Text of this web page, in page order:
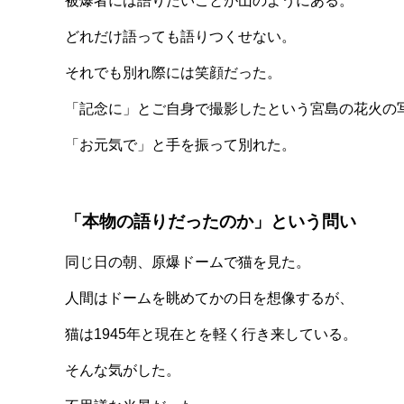
どれだけ語っても語りつくせない。
それでも別れ際には笑顔だった。
「記念に」とご自身で撮影したという宮島の花火の
「お元気で」と手を振って別れた。
「本物の語りだったのか」という問い
同じ日の朝、原爆ドームで猫を見た。
人間はドームを眺めてかの日を想像するが、
猫は1945年と現在とを軽く行き来している。
そんな気がした。